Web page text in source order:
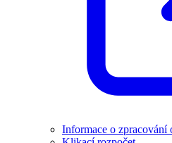
Informace o zpracování